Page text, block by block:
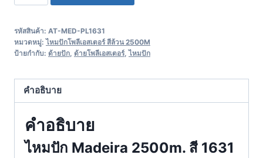
รหัสสินค้า: AT-MED-PL1631
หมวดหมู่:ไหมปักโพลีเอสเตอร์ สีล้วน 2500M
ป้ายกำกับ: ด้ายปัก ด้ายโพลีเอสเตอร์,ไหมปัก
คำอธิบาย
คำอธิบาย
ไหมปัก Madeira 2500m. สี 1631